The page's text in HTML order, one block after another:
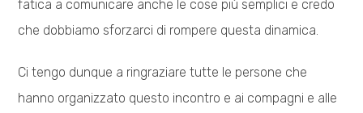
fatica a comunicare anche le cose più semplici e credo
che dobbiamo sforzarci di rompere questa dinamica.
Ci tengo dunque a ringraziare tutte le persone che
hanno organizzato questo incontro e ai compagni e alle